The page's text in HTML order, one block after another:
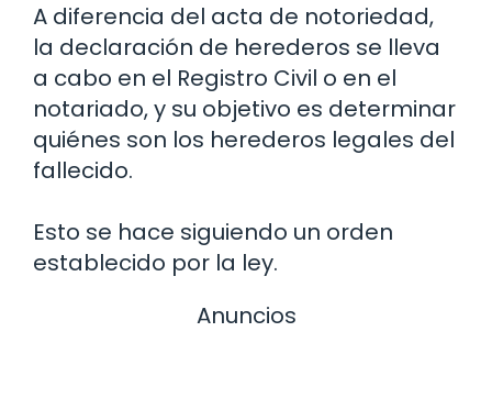
A diferencia del acta de notoriedad,
la declaración de herederos se lleva
a cabo en el Registro Civil o en el
notariado, y su objetivo es determinar
quiénes son los herederos legales del
fallecido.
Esto se hace siguiendo un orden
establecido por la ley.
Anuncios